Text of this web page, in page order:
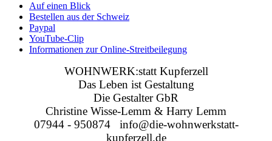
Auf einen Blick
Bestellen aus der Schweiz
Paypal
YouTube-Clip
Informationen zur Online-Streitbeilegung
WOHNWERK:statt Kupferzell
Das Leben ist Gestaltung
Die Gestalter GbR
Christine Wisse-Lemm & Harry Lemm
07944 - 950874 info@die-wohnwerkstatt-
kupferzell.de